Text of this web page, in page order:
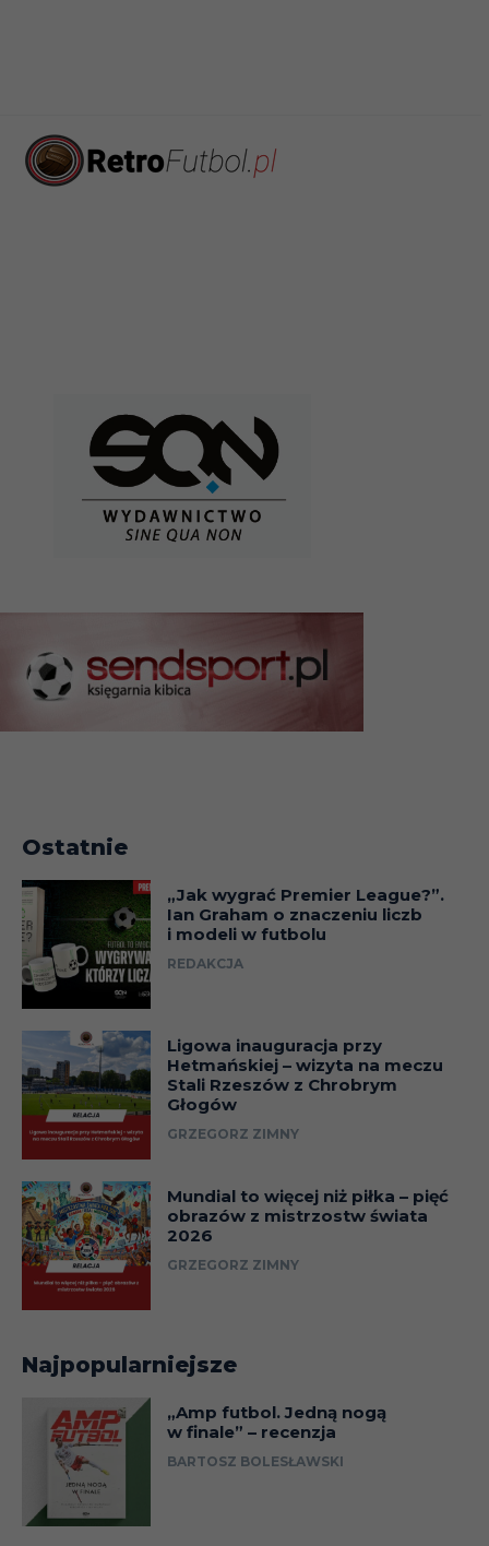
Ostatnie
„Jak wygrać Premier League?”.
Ian Graham o znaczeniu liczb
i modeli w futbolu
REDAKCJA
Ligowa inauguracja przy
Hetmańskiej – wizyta na meczu
Stali Rzeszów z Chrobrym
Głogów
GRZEGORZ ZIMNY
Mundial to więcej niż piłka – pięć
obrazów z mistrzostw świata
2026
GRZEGORZ ZIMNY
Najpopularniejsze
„Amp futbol. Jedną nogą
w finale” – recenzja
BARTOSZ BOLESŁAWSKI